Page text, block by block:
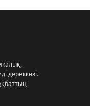
дереккөзі.